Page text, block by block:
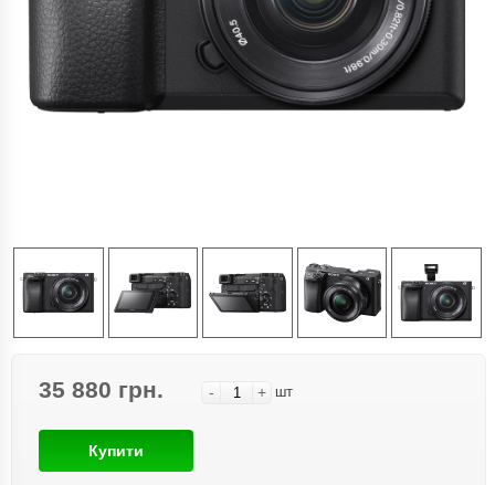
35 880 грн. - + шт
Купити